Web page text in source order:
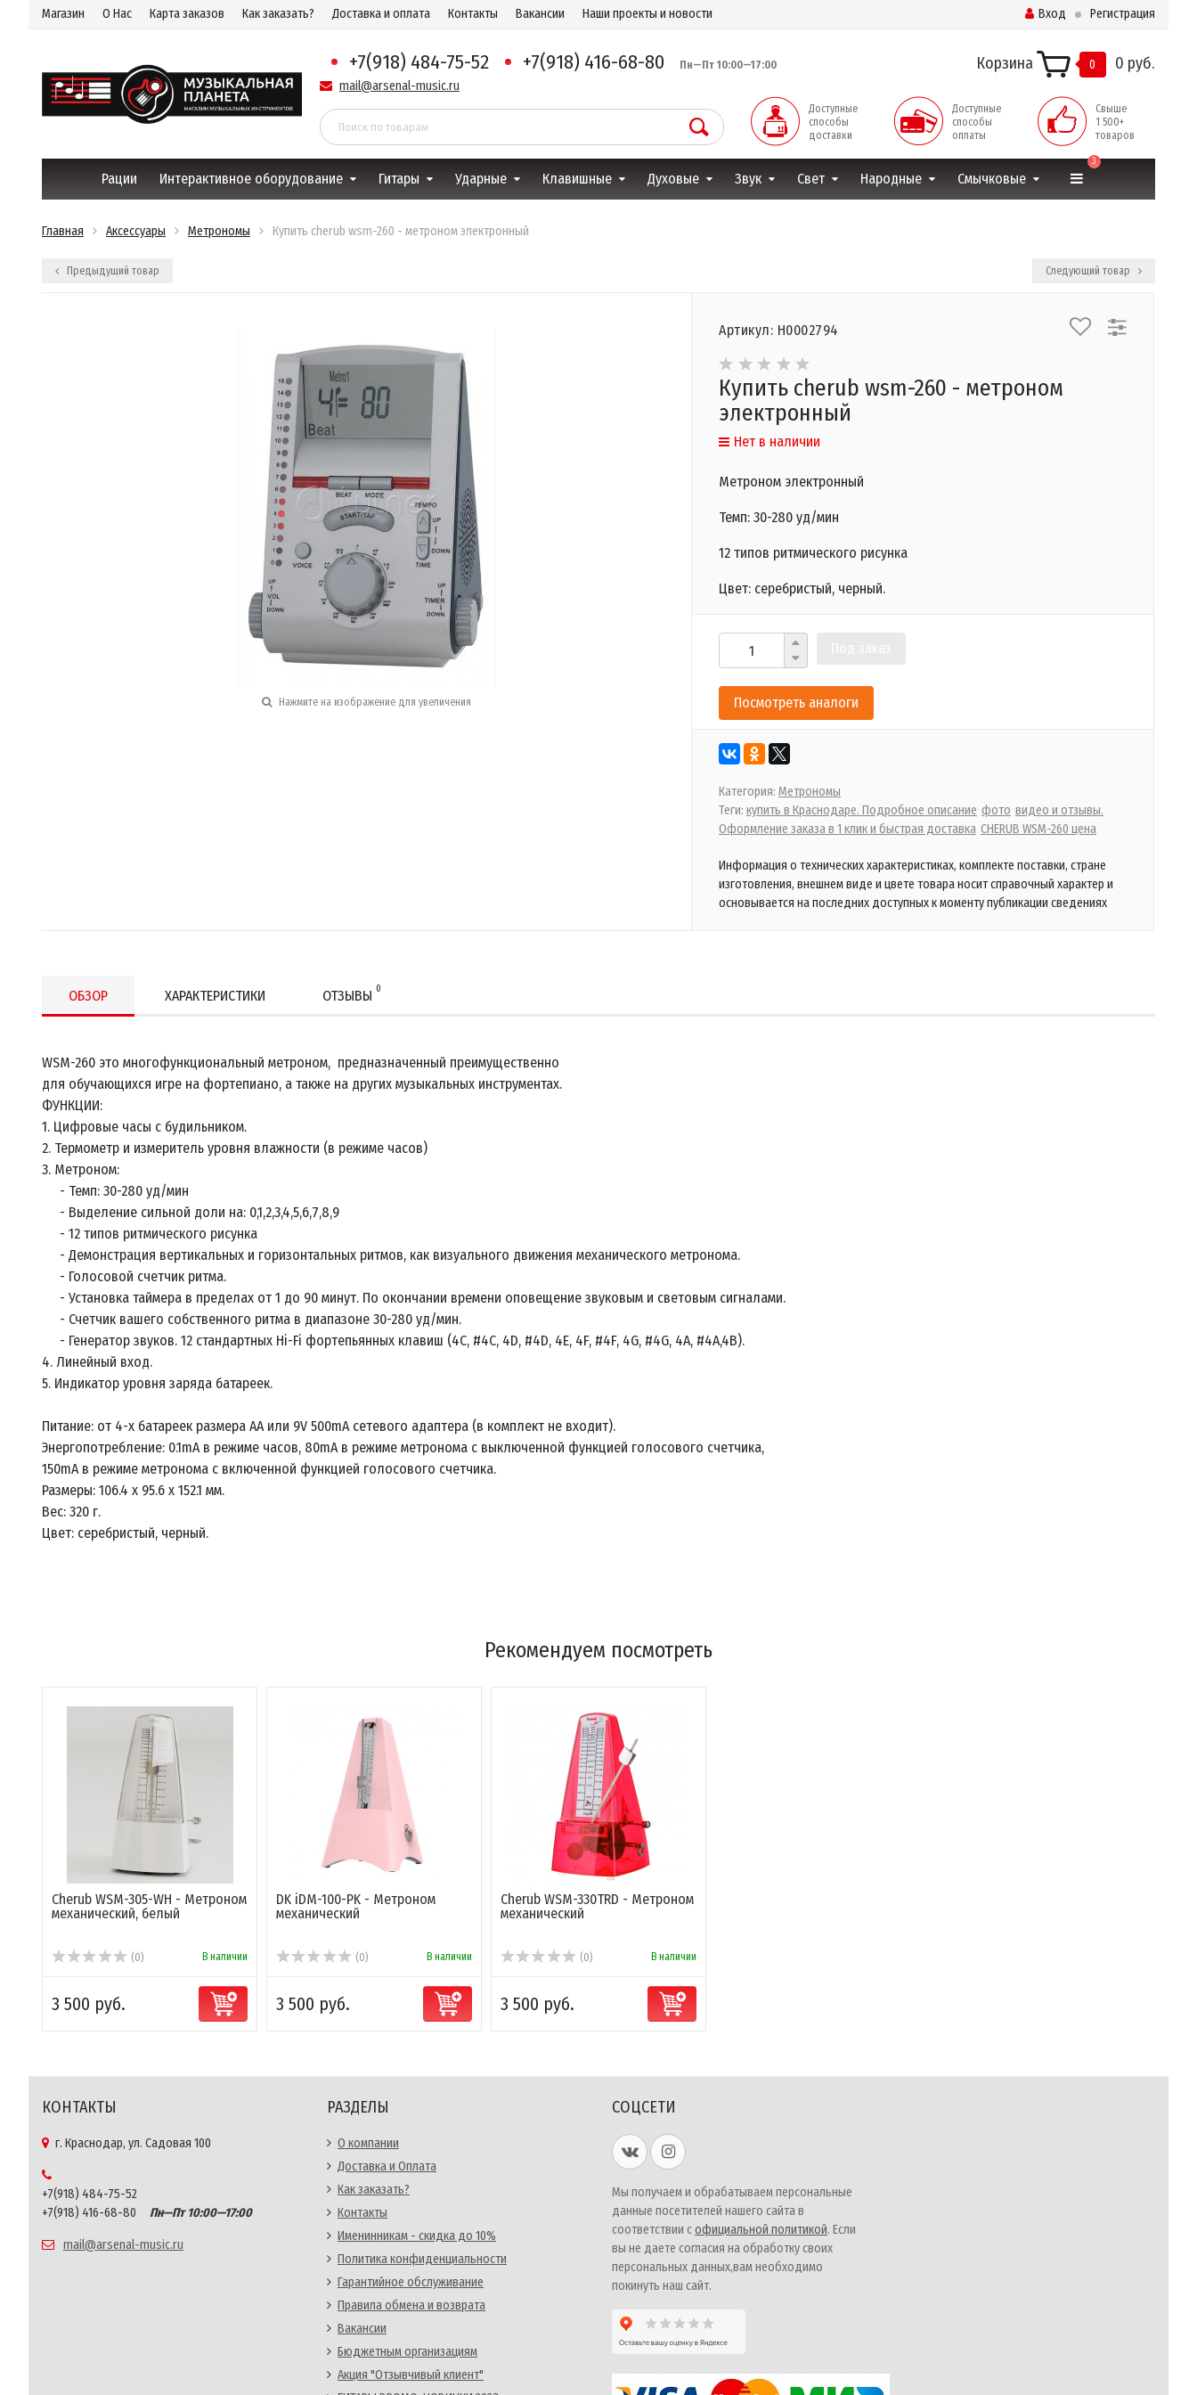
Магазин О Нас Карта заказов Как заказать? Доставка и оплата Контакты Вакансии Наши проекты и новости Вход Регистрация
+7(918) 484-75-52 +7(918) 416-68-80 Пн—Пт 10:00—17:00
mail@arsenal-music.ru
Корзина 0 0 руб.
Доступные
способы
доставки
Доступные
способы
оплаты
Свыше
1 500+
товаров
Рации Интерактивное оборудование Гитары Ударные Клавишные Духовые Звук Свет Народные Смычковые
3
Главная Аксессуары Метрономы Купить cherub wsm-260 - метроном электронный
Предыдущий товар Следующий товар
Нажмите на изображение для увеличения
Артикул: Н0002794
Купить cherub wsm-260 - метроном
электронный
Нет в наличии
Метроном электронный
Темп: 30-280 уд/мин
12 типов ритмического рисунка
Цвет: серебристый, черный.
Посмотреть аналоги
Категория: Метрономы
Теги: купить в Краснодаре. Подробное описание фото видео и отзывы.
Оформление заказа в 1 клик и быстрая доставка CHERUB WSM-260 цена
Информация о технических характеристиках, комплекте поставки, стране
изготовления, внешнем виде и цвете товара носит справочный характер и
основывается на последних доступных к моменту публикации сведениях
ОБЗОР ХАРАКТЕРИСТИКИ ОТЗЫВЫ 0
WSM-260 это многофункциональный метроном, предназначенный преимущественно
для обучающихся игре на фортепиано, а также на других музыкальных инструментах.
ФУНКЦИИ:
1. Цифровые часы с будильником.
2. Термометр и измеритель уровня влажности (в режиме часов)
3. Метроном:
- Темп: 30-280 уд/мин
- Выделение сильной доли на: 0,1,2,3,4,5,6,7,8,9
- 12 типов ритмического рисунка
- Демонстрация вертикальных и горизонтальных ритмов, как визуального движения механического метронома.
- Голосовой счетчик ритма.
- Установка таймера в пределах от 1 до 90 минут. По окончании времени оповещение звуковым и световым сигналами.
- Счетчик вашего собственного ритма в диапазоне 30-280 уд/мин.
- Генератор звуков. 12 стандартных Hi-Fi фортепьянных клавиш (4C, #4C, 4D, #4D, 4E, 4F, #4F, 4G, #4G, 4A, #4A,4B).
4. Линейный вход.
5. Индикатор уровня заряда батареек.
Питание: от 4-х батареек размера АА или 9V 500mA сетевого адаптера (в комплект не входит).
Энергопотребление: 0.1mA в режиме часов, 80mA в режиме метронома с выключенной функцией голосового счетчика,
150mA в режиме метронома с включенной функцией голосового счетчика.
Размеры: 106.4 x 95.6 x 152.1 мм.
Вес: 320 г.
Цвет: серебристый, черный.
Рекомендуем посмотреть
Cherub WSM-305-WH - Метроном
механический, белый
(0) В наличии
3 500 руб.
DK iDM-100-PK - Метроном
механический
(0) В наличии
3 500 руб.
Cherub WSM-330TRD - Метроном
механический
(0) В наличии
3 500 руб.
КОНТАКТЫ
г. Краснодар, ул. Садовая 100
+7(918) 484-75-52
+7(918) 416-68-80
Пн—Пт 10:00—17:00
mail@arsenal-music.ru
РАЗДЕЛЫ
О компании
Доставка и Оплата
Как заказать?
Контакты
Именинникам - скидка до 10%
Политика конфиденциальности
Гарантийное обслуживание
Правила обмена и возврата
Вакансии
Бюджетным организациям
Акция "Отзывчивый клиент"
СОЦСЕТИ
Мы получаем и обрабатываем персональные
данные посетителей нашего сайта в
соответствии софициальной политикой. Если
вы не даете согласия на обработку своих
персональных данных,вам необходимо
покинуть наш сайт.